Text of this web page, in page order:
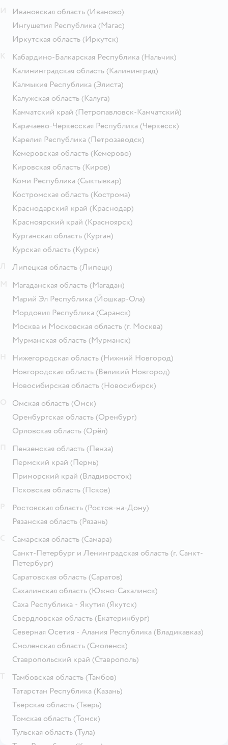
Ивановская область (Иваново)
Ингушетия Республика (Магас)
Иркутская область (Иркутск)
Кабардино-Балкарская Республика (Нальчик)
Калининградская область (Калининград)
Калмыкия Республика (Элиста)
Калужская область (Калуга)
Камчатский край (Петропавловск-Камчатский)
Карачаево-Черкесская Республика (Черкесск)
Карелия Республика (Петрозаводск)
Кемеровская область (Кемерово)
Кировская область (Киров)
Коми Республика (Сыктывкар)
Костромская область (Кострома)
Краснодарский край (Краснодар)
Красноярский край (Красноярск)
Курганская область (Курган)
Курская область (Курск)
Липецкая область (Липецк)
Магаданская область (Магадан)
Марий Эл Республика (Йошкар-Ола)
Мордовия Республика (Саранск)
Москва и Московская область (г. Москва)
Мурманская область (Мурманск)
Нижегородская область (Нижний Новгород)
Новгородская область (Великий Новгород)
Новосибирская область (Новосибирск)
Омская область (Омск)
Оренбургская область (Оренбург)
Орловская область (Орёл)
Пензенская область (Пенза)
Пермский край (Пермь)
Приморский край (Владивосток)
Псковская область (Псков)
Ростовская область (Ростов-на-Дону)
Рязанская область (Рязань)
Самарская область (Самара)
Санкт-Петербург и Ленинградская область (г. Санкт-
Петербург)
Саратовская область (Саратов)
Сахалинская область (Южно-Сахалинск)
Саха Республика - Якутия (Якутск)
Свердловская область (Екатеринбург)
Северная Осетия - Алания Республика (Владикавказ)
Смоленская область (Смоленск)
Ставропольский край (Ставрополь)
Тамбовская область (Тамбов)
Татарстан Республика (Казань)
Тверская область (Тверь)
Томская область (Томск)
Тульская область (Тула)